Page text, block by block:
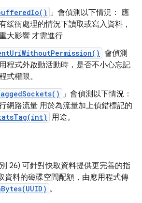
」會偵測以下情況： 應
緩衝處理的情況下讀取或寫入資料，
大影響 才需進行
會偵測
程式外啟動活動時，是否不小心忘記
式權限。
」會偵測以下情況：
網路流量 用於為流量加上偵錯標記的
用途。
26) 可針對快取資料提供更完善的指
資料的磁碟空間配額，由應用程式傳
。